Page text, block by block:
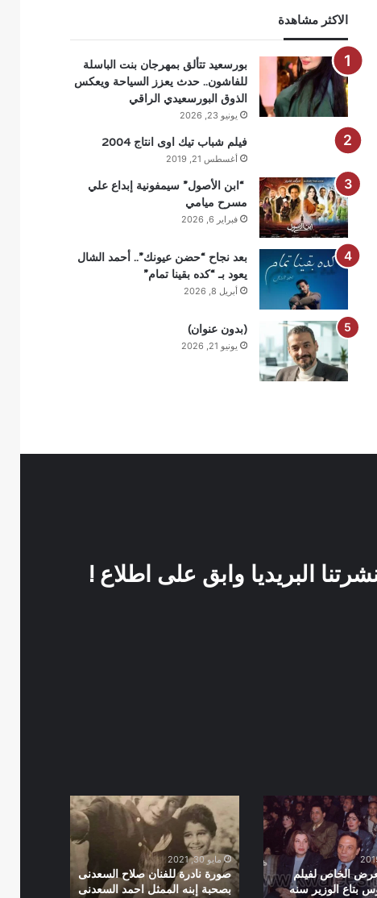
الاكثر مشاهدة
بورسعيد تتألق بمهرجان بنت الباسلة
للفاشون.. حدث يعزز السياحة ويعكس
الذوق البورسعيدي الراقي
يونيو 23, 2026
فيلم شباب تيك اوى انتاج 2004
أغسطس 21, 2019
“ابن الأصول” سيمفونية إبداع علي
مسرح ميامي
فبراير 6, 2026
بعد نجاح “حضن عيونك”.. أحمد الشال
يعود بـ “كده بقينا تمام”
أبريل 8, 2026
(بدون عنوان)
يونيو 21, 2026
البريديا وابق على اطلاع !
الخاص لفيلم
بتاع الوزير سنه
نادرة
للفنان
صلاح
السعدنى
بصحبة
مايو 30, 2021
صورة نادرة للفنان صلاح السعدنى
بصحبة إبنه الممثل احمد السعدنى